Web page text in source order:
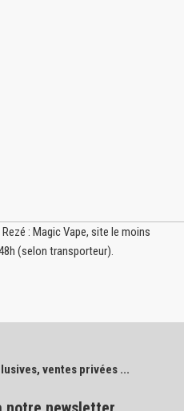
: Magic Vape, site le moins
(selon transporteur).
ventes privées ...